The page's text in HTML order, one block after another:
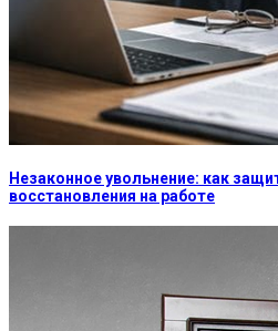
Незаконное увольнение: как
восстановления на работе